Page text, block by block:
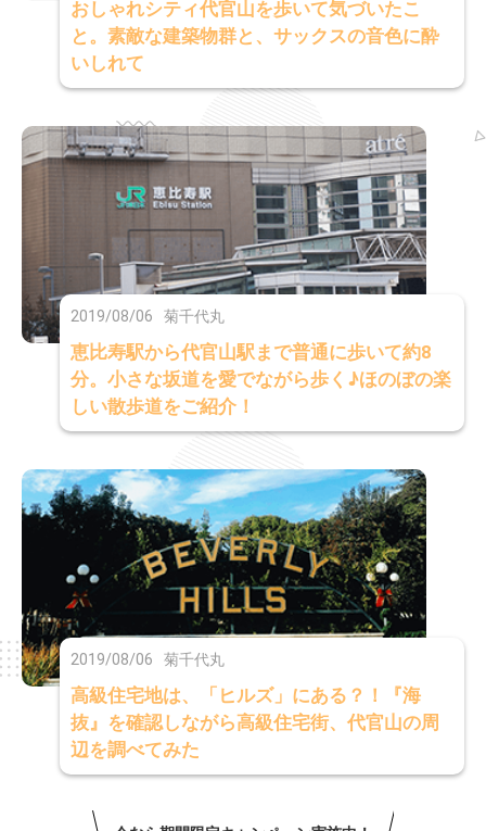
おしゃれシティ代官山を歩いて気づいたこ
と。素敵な建築物群と、サックスの音色に酔
いしれて
2019/08/06 菊千代丸
恵比寿駅から代官山駅まで普通に歩いて約8
分。小さな坂道を愛でながら歩く♪ほのぼの楽
しい散歩道をご紹介！
2019/08/06 菊千代丸
高級住宅地は、「ヒルズ」にある？！『海
抜』を確認しながら高級住宅街、代官山の周
辺を調べてみた